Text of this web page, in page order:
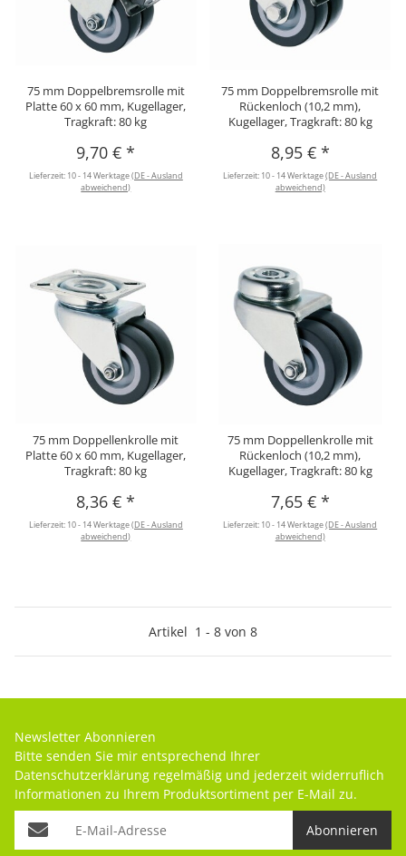
75 mm Doppelbremsrolle mit
Platte 60 x 60 mm, Kugellager,
Tragkraft: 80 kg
9,70 €*
Lieferzeit: 10 - 14 Werktage(DE - Ausland
abweichend)
75 mm Doppelbremsrolle mit
Rückenloch (10,2 mm),
Kugellager, Tragkraft: 80 kg
8,95 € *
Lieferzeit: 10 - 14 Werktage(DE - Ausland
abweichend)
75 mm Doppellenkrolle mit
Platte 60 x 60 mm, Kugellager,
Tragkraft: 80 kg
8,36 €*
Lieferzeit: 10 - 14 Werktage(DE - Ausland
abweichend)
75 mm Doppellenkrolle mit
Rückenloch (10,2 mm),
Kugellager, Tragkraft: 80 kg
7,65 € *
Lieferzeit: 10 - 14 Werktage(DE - Ausland
abweichend)
Artikel 1 - 8 von 8
Newsletter Abonnieren
Bitte senden Sie mir entsprechend Ihrer
Datenschutzerklärung regelmäßig und jederzeit widerruflich
Informationen zu Ihrem Produktsortiment per E-Mail zu.
Abonnieren